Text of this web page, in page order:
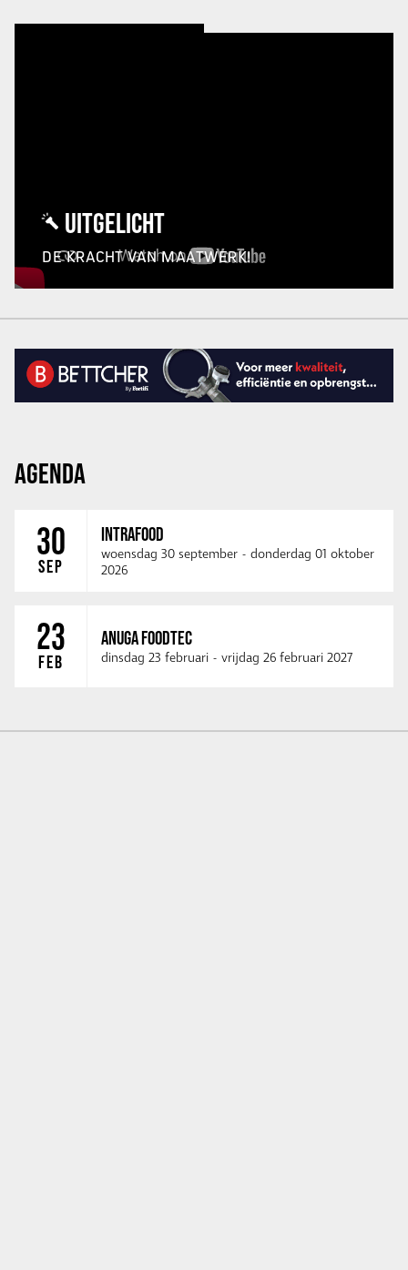
UITGELICHT
DE KRACHT VAN MAATWERK!
AGENDA
30
SEP
INTRAFOOD
woensdag 30 september - donderdag 01 oktober
2026
23
FEB
ANUGA FOODTEC
dinsdag 23 februari - vrijdag 26 februari 2027